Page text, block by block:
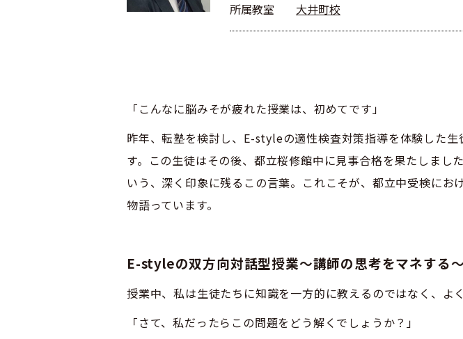
所属教室 大井町校
「こんなに脳みそが疲れた授業は、初めてです」
昨年、転塾を検討し、E-styleの適性検査対策指導を体験した生
す。この生徒はその後、都立桜修館中に見事合格を果たしまし
いう、深く印象に残るこの言葉。これこそが、都立中受検にお
物語っています。
E-styleの双方向対話型授業～講師の思考をマネする～
授業中、私は生徒たちに知識を一方的に教えるのではなく、よ
「さて、私だったらこの問題をどう解くでしょうか？」